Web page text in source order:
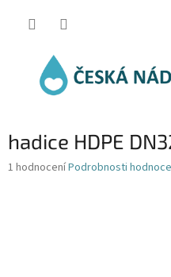
hadice HDPE
Průměrné
1 hodnoceníPodrobnosti